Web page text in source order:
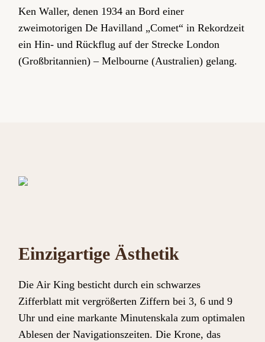
Ken Waller, denen 1934 an Bord einer
zweimotorigen De Havilland „Comet“ in Rekordzeit
ein Hin- und Rückflug auf der Strecke London
(Großbritannien) – Melbourne (Australien) gelang.
Einzigartige Ästhetik
Die Air King besticht durch ein schwarzes
Zifferblatt mit vergrößerten Ziffern bei 3, 6 und 9
Uhr und eine markante Minutenskala zum optimalen
Ablesen der Navigationszeiten. Die Krone, das